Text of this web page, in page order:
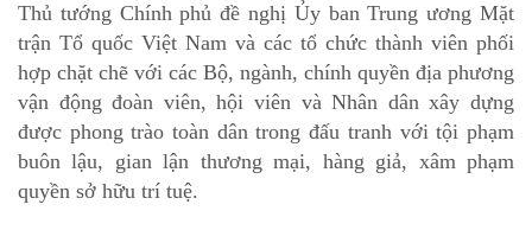
Thủ tướng Chính phủ đề nghị Ủy ban Trung ương Mặt
trận Tổ quốc Việt Nam và các tổ chức thành viên phối
hợp chặt chẽ với các Bộ, ngành, chính quyền địa phương
vận động đoàn viên, hội viên và Nhân dân xây dựng
được phong trào toàn dân trong đấu tranh với tội phạm
buôn lậu, gian lận thương mại, hàng giả, xâm phạm
quyền sở hữu trí tuệ.